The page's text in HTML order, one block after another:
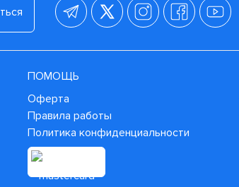
ПОМОЩЬ
Оферта
Правила работы
Политика конфиденциальности